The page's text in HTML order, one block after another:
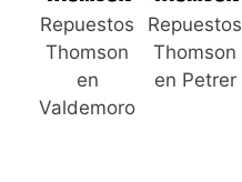
Repuestos
Thomson
en
Valdemoro
Repuestos
Thomson
en Petrer